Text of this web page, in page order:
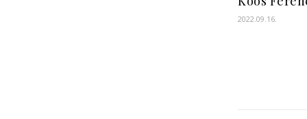
2022.09.16.